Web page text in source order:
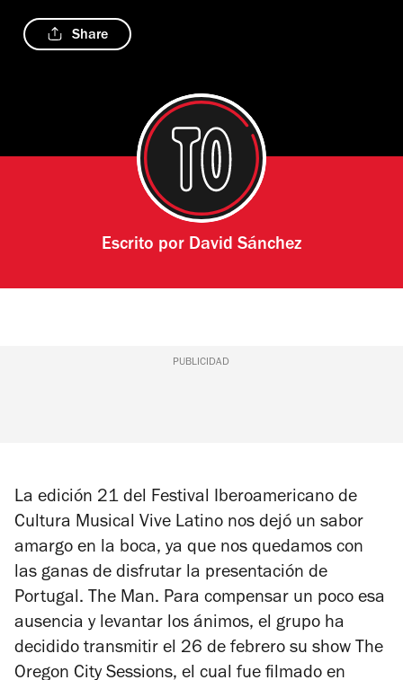
Share
Escrito por David Sánchez
PUBLICIDAD
La edición 21 del Festival Iberoamericano de
Cultura Musical Vive Latino nos dejó un sabor
amargo en la boca, ya que nos quedamos con
las ganas de disfrutar la presentación de
Portugal. The Man. Para compensar un poco esa
ausencia y levantar los ánimos, el grupo ha
decidido transmitir el 26 de febrero su show The
Oregon City Sessions, el cual fue filmado en